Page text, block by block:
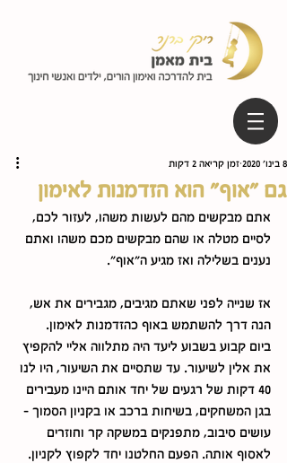
גם "אוף" הוא הזדמנות לאימון
8 בינו׳ 2020 זמן קריאה 2 דקות
אתם מבקשים מהם לעשות משהו, לעזור לכם,
לסיים מטלה או שהם מבקשים מכם משהו ואתם
נענים בשלילה ואז מגיע ה"אוף".
אז שנייה לפני שאתם מגיבים, מגבירים את אש,
הנה דרך להשתמש באוף כהזדמנות לאימון.
ביום קבוע בשבוע ליעד היה מתלווה אליי להקפיץ
את אלין לשיעור. עד שתסיים את השיעור, היו לנו
40 דקות של רגעים של יחד אותם היינו מעבירים
בגן המשחקים, בשיחות ברכב או בקניון הסמוך -
עושים סיבוב, מתפנקים במשקה קר וחוזרים
לאסוף אותה. הפעם החלטנו יחד לקפוץ לקניון.